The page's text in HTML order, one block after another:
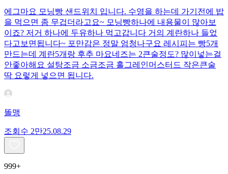
에그마요 모닝빵 샌드위치 입니다. 수영을 하는데 가기전에 밥
을 먹으면 좀 무겁더라고요~ 모닝빵하나에 내용물이 많아보
이죠? 저거 하나에 두유하나 먹고갑니다 거의 계란하나 들었
다고보면됩니다~ 포만감은 정말 엄청나구요 레시피는 빵5개
만드는데 계란5개랑 후추 마요네즈는 2큰술정도? 많이넣는걸
안좋아해요 설탕조금 소금조금 홀그레인머스터드 작은큰술
딱 요렇게 넣으면 됩니다.
똘맹
조회수 2만25.08.29
999+